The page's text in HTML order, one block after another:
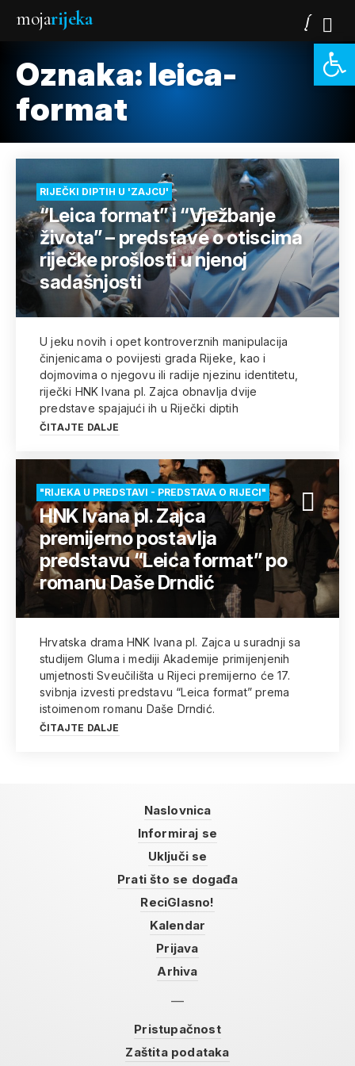
mojarijeka
Oznaka: leica-
format
RIJEČKI DIPTIH U 'ZAJCU'
“Leica format” i “Vježbanje
života” – predstave o otiscima
riječke prošlosti u njenoj
sadašnjosti
U jeku novih i opet kontroverznih manipulacija
činjenicama o povijesti grada Rijeke, kao i
dojmovima o njegovu ili radije njezinu identitetu,
riječki HNK Ivana pl. Zajca obnavlja dvije
predstave spajajući ih u Riječki diptih
ČITAJTE DALJE
"RIJEKA U PREDSTAVI - PREDSTAVA O RIJECI"
HNK Ivana pl. Zajca
premijerno postavlja
predstavu “Leica format” po
romanu Daše Drndić
Hrvatska drama HNK Ivana pl. Zajca u suradnji sa
studijem Gluma i mediji Akademije primijenjenih
umjetnosti Sveučilišta u Rijeci premijerno će 17.
svibnja izvesti predstavu “Leica format” prema
istoimenom romanu Daše Drndić.
ČITAJTE DALJE
Naslovnica
Informiraj se
Uključi se
Prati što se događa
ReciGlasno!
Kalendar
Prijava
Arhiva
Pristupačnost
Zaštita podataka